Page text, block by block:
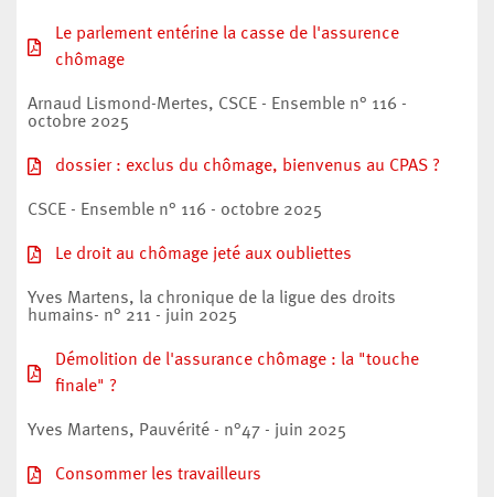
Le parlement entérine la casse de l'assurence
chômage
Arnaud Lismond-Mertes, CSCE - Ensemble n° 116 -
octobre 2025
dossier : exclus du chômage, bienvenus au CPAS ?
CSCE - Ensemble n° 116 - octobre 2025
Le droit au chômage jeté aux oubliettes
Yves Martens, la chronique de la ligue des droits
humains- n° 211 - juin 2025
Démolition de l'assurance chômage : la "touche
finale" ?
Yves Martens, Pauvérité - n°47 - juin 2025
Consommer les travailleurs